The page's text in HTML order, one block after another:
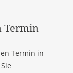
Termin
Termin in